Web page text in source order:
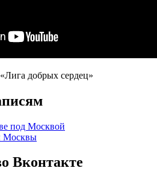
добрых сердец»
под Москвой
Москвы
Вконтакте